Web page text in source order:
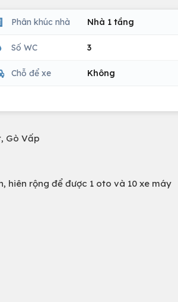
Phân khúc nhà Nhà 1 tầng
Số WC 3
Chỗ để xe Không
Gò Vấp
hiên rộng để được 1 oto và 10 xe máy